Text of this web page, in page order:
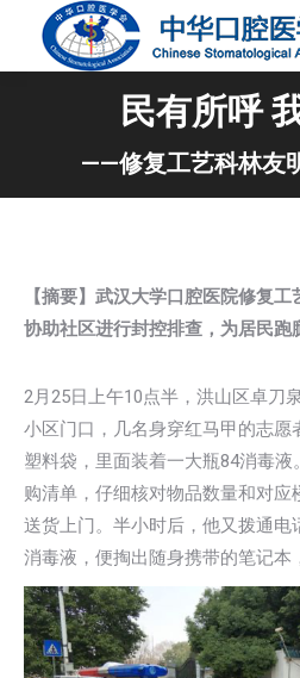
民有所呼
——修复工艺科林友
【摘要】 武汉大学口腔医院修复工
协助社区进行封控排查，为居民跑
2月25日上午10点半，洪山区卓刀
小区门口，几名身穿红马甲的志
塑料袋，里面装着一大瓶84消毒
购清单，仔细核对物品数量和对应
送货上门。半小时后，他又拨通电
消毒液，便掏出随身携带的笔记本